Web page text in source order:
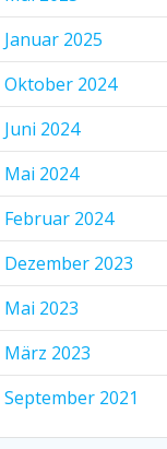
Januar 2025
Oktober 2024
Juni 2024
Mai 2024
Februar 2024
Dezember 2023
Mai 2023
März 2023
September 2021